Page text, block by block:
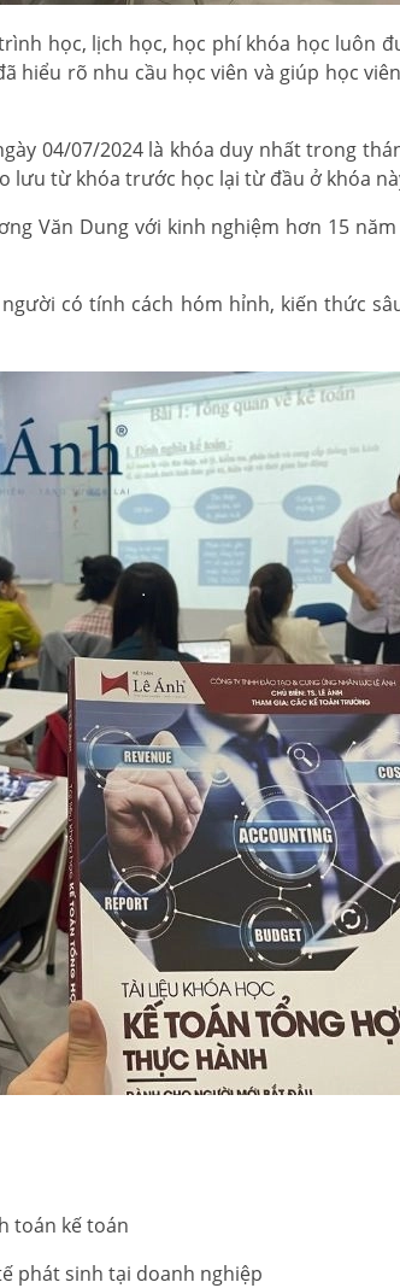
học, lịch học, học phí khóa học luôn
hiểu rõ nhu cầu học viên và giúp học
04/07/2024 là khóa duy nhất trong
lưu từ khóa trước học lại từ đầu ở khóa
Văn Dung với kinh nghiệm hơn 15
có tính cách hóm hỉnh, kiến thức
toán kế toán
phát sinh tại doanh nghiệp